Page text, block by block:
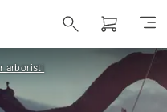
arboristi